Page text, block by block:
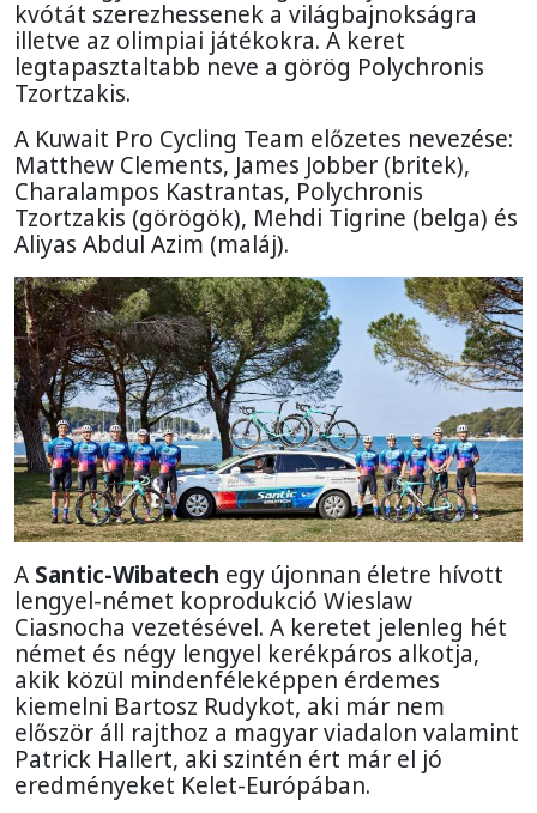
kvótát szerezhessenek a világbajnokságra
illetve az olimpiai játékokra. A keret
legtapasztaltabb neve a görög Polychronis
Tzortzakis.
A Kuwait Pro Cycling Team előzetes nevezése:
Matthew Clements, James Jobber (britek),
Charalampos Kastrantas, Polychronis
Tzortzakis (görögök), Mehdi Tigrine (belga) és
Aliyas Abdul Azim (maláj).
A Santic-Wibatech egy újonnan életre hívott
lengyel-német koprodukció Wieslaw
Ciasnocha vezetésével. A keretet jelenleg hét
német és négy lengyel kerékpáros alkotja,
akik közül mindenféleképpen érdemes
kiemelni Bartosz Rudykot, aki már nem
először áll rajthoz a magyar viadalon valamint
Patrick Hallert, aki szintén ért már el jó
eredményeket Kelet-Európában.